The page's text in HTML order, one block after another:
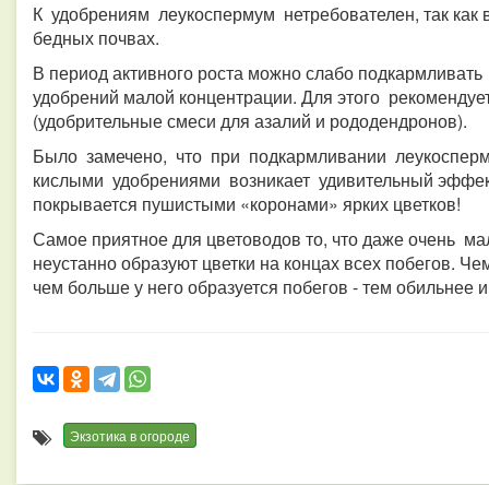
К удобрениям леукоспермум нетребователен, так как
бедных почвах.
В период активного роста можно слабо
удобрений малой концентрации. Для этого
(удобрительные смеси для азалий и рододендронов).
Было замечено, что при подкармливании
кислыми удобрениями возникает удивительный
покрывается пушистыми «коронами» ярких цветков!
Самое приятное для цветоводов то, что даже очень
неустанно образуют цветки на концах всех побегов.
чем больше у него образуется побегов - тем обильнее
Экзотика в огороде